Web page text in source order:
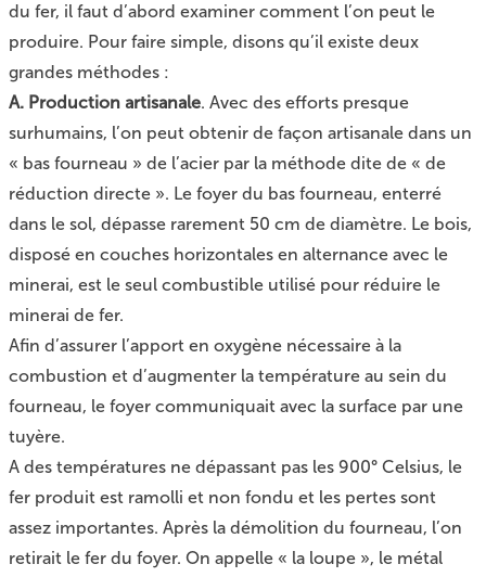
du fer, il faut d’abord examiner comment l’on peut le
produire. Pour faire simple, disons qu’il existe deux
grandes méthodes :
A. Production artisanale. Avec des efforts presque
surhumains, l’on peut obtenir de façon artisanale dans un
« bas fourneau » de l’acier par la méthode dite de « de
réduction directe ». Le foyer du bas fourneau, enterré
dans le sol, dépasse rarement 50 cm de diamètre. Le bois,
disposé en couches horizontales en alternance avec le
minerai, est le seul combustible utilisé pour réduire le
minerai de fer.
Afin d’assurer l’apport en oxygène nécessaire à la
combustion et d’augmenter la température au sein du
fourneau, le foyer communiquait avec la surface par une
tuyère.
A des températures ne dépassant pas les 900° Celsius, le
fer produit est ramolli et non fondu et les pertes sont
assez importantes. Après la démolition du fourneau, l’on
retirait le fer du foyer. On appelle « la loupe », le métal